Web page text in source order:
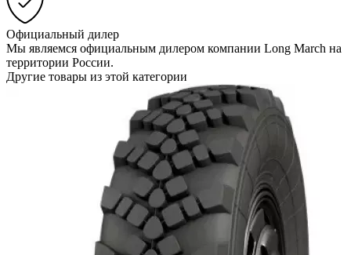
Официальный дилер
Мы являемся официальным дилером компании Long March на
территории России.
Другие товары из этой категории